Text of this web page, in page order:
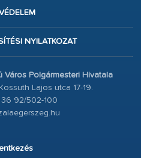
NYILATKOZAT
Város Polgármesteri Hivatala
Lajos utca 17-19.
92/502-100